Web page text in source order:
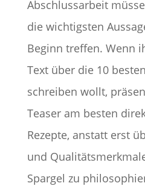
Abschlussarbeit
die wichtigsten
Beginn treffen. Wenn
Text über die 10
schreiben wollt,
Teaser am besten
Rezepte, anstatt erst
und
Spargel zu